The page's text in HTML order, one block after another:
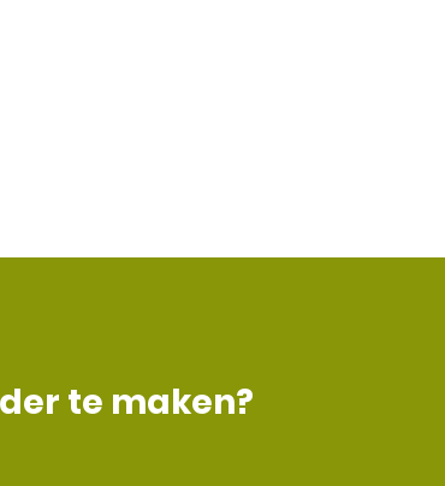
te maken?